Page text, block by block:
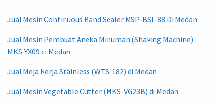
Jual Mesin Continuous Band Sealer MSP-BSL-88 Di Medan
Jual Mesin Pembuat Aneka Minuman (Shaking Machine)
MKS-YX09 di Medan
Jual Meja Kerja Stainless (WTS-182) di Medan
Jual Mesin Vegetable Cutter (MKS-VG23B) di Medan